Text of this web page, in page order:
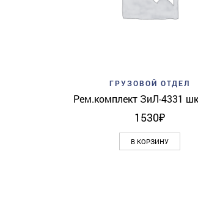
Add to wishlist Quick
ГРУЗОВОЙ ОТДЕЛ
Рем.комплект ЗиЛ-4331
1530₽
В КОРЗИНУ